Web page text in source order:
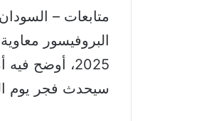
متابعات –
البروفيسور
2025، أوضح
سيحدث فجر يوم الجمعة 28 فبراير 2025، في تمام